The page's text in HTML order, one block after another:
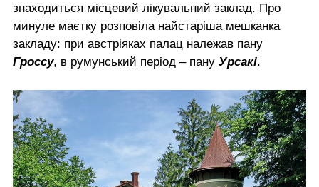
знаходиться місцевий лікувальний заклад. Про
минуле маєтку розповіла найстаріша мешканка
закладу: при австріяках палац належав пану
Гроссу, в румунський період – пану Урсакі.